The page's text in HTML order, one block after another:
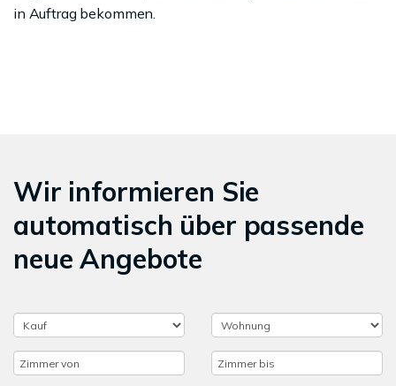
in Auftrag bekommen.
Wir informieren Sie
automatisch über passende
neue Angebote